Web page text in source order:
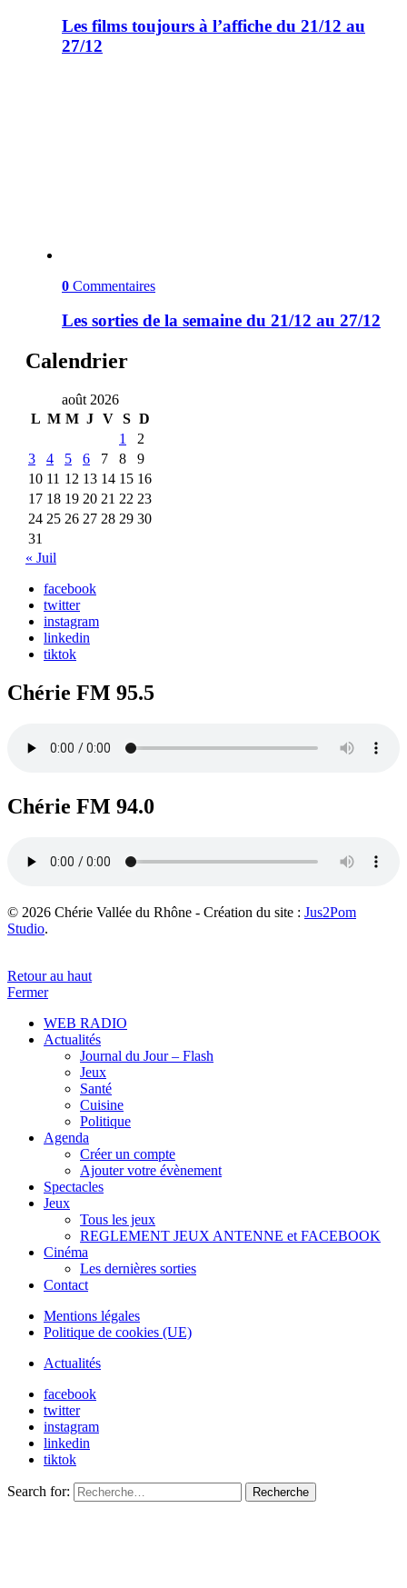
Les films toujours à l’affiche du 21/12 au
27/12
0 Commentaires
Les sorties de la semaine du 21/12 au 27/12
Calendrier
août 2026
L M M J V S D
1
2
3
4 5 6 7 8
9
10 11 12 13 14 15 16
17 18 19 20 21 22 23
24 25 26 27 28 29 30
31
« Juil
facebook
twitter
instagram
linkedin
tiktok
Chérie FM 95.5
Chérie FM 94.0
© 2026 Chérie Vallée du Rhône - Création du site : Jus2Pom
Studio.
Retour au haut
Fermer
WEB RADIO
Actualités
Journal du Jour – Flash
Jeux
Santé
Cuisine
Politique
Agenda
Créer un compte
Ajouter votre évènement
Spectacles
Jeux
Tous les jeux
REGLEMENT JEUX ANTENNE et FACEBOOK
Cinéma
Les dernières sorties
Contact
Mentions légales
Politique de cookies (UE)
Actualités
facebook
twitter
instagram
linkedin
tiktok
Search for: Recherche